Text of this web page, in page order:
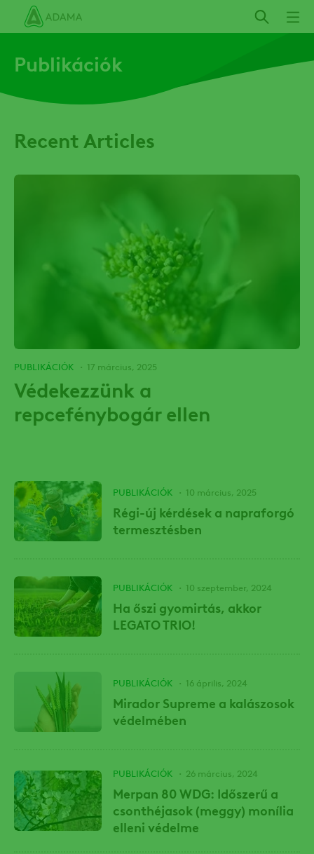
Ugrás
Publikációk
Recent Articles
PUBLIKÁCIÓK 17 március, 2025
Védekezzünk a
repcefénybogár ellen
PUBLIKÁCIÓK 10 március, 2025
Régi-új kérdések a napraforgó
termesztésben
PUBLIKÁCIÓK 10 szeptember, 2024
Ha őszi gyomirtás, akkor
LEGATO TRIO!
PUBLIKÁCIÓK 16 április, 2024
Mirador Supreme a kalászosok
védelmében
PUBLIKÁCIÓK 26 március, 2024
Merpan 80 WDG: Időszerű a
csonthéjasok (meggy) monília
elleni védelme